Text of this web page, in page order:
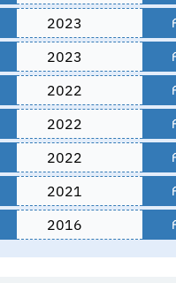
2023
2023
2022
2022
2022
2021
2016